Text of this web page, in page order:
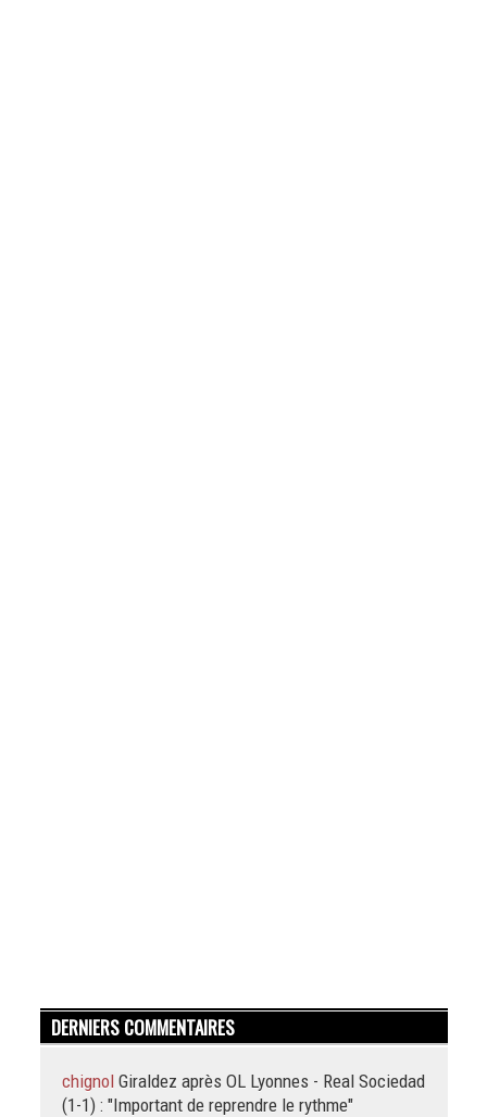
DERNIERS COMMENTAIRES
chignol Giraldez après OL Lyonnes - Real Sociedad
(1-1) : "Important de reprendre le rythme"